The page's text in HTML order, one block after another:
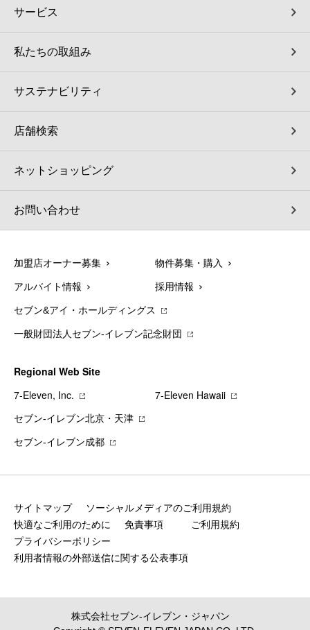
サービス
私たちの取組み
サステナビリティ
店舗検索
ネットショッピング
お問い合わせ
加盟店オーナー募集 物件募集・購入
アルバイト情報 採用情報
セブン&アイ・ホールディングス
一般財団法人セブン-イレブン記念財団
Regional Web Site
7‐Eleven, Inc.
7‐Eleven Hawaii
セブン‐イレブン北京・天津
セブン‐イレブン成都
サイトマップ
ソーシャルメディアのご利用規約
快適なご利用のために
免責事項
ご利用規約
プライバシーポリシー
利用者情報の外部送信に関する公表事項
株式会社セブン‐イレブン・ジャパン